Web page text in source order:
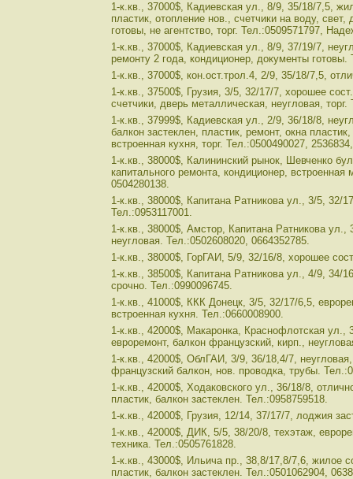
1-к.кв., 37000$, Кадиевская ул., 8/9, 35/18/7,5,
пластик, отопление нов., счетчики на воду,
готовы, не агентство, торг. Тел.:0509571797,
1-к.кв., 37000$, Кадиевская ул., 8/9, 37/19/7,
ремонту 2 года, кондиционер, документы готовы.
1-к.кв., 37000$, кон.ост.трол.4, 2/9, 35/18/7,5,
1-к.кв., 37500$, Грузия, 3/5, 32/17/7, хорошее
счетчики, дверь металлическая, неугловая, торг.
1-к.кв., 37999$, Кадиевская ул., 2/9, 36/18/8,
балкон застеклен, пластик, ремонт, окна
встроенная кухня, торг. Тел.:0500490027,
1-к.кв., 38000$, Калининский рынок, Шевченко
капитального ремонта, кондиционер,
0504280138.
1-к.кв., 38000$, Капитана Ратникова ул., 3/5, 32/
Тел.:0953117001.
1-к.кв., 38000$, Амстор, Капитана Ратникова ул.,
неугловая. Тел.:0502608020, 0664352785.
1-к.кв., 38000$, ГорГАИ, 5/9, 32/16/8, хорошее
1-к.кв., 38500$, Капитана Ратникова ул., 4/9, 34/
срочно. Тел.:0990096745.
1-к.кв., 41000$, ККК Донецк, 3/5, 32/17/6,5,
встроенная кухня. Тел.:0660008900.
1-к.кв., 42000$, Макаронка, Краснофлотская ул.,
евроремонт, балкон французский, кирп.,
1-к.кв., 42000$, ОблГАИ, 3/9, 36/18,4/7,
французский балкон, нов. проводка, трубы.
1-к.кв., 42000$, Ходаковского ул., 36/18/8,
пластик, балкон застеклен. Тел.:0958759518.
1-к.кв., 42000$, Грузия, 12/14, 37/17/7, лоджия
1-к.кв., 42000$, ДИК, 5/5, 38/20/8, техэтаж,
техника. Тел.:0505761828.
1-к.кв., 43000$, Ильича пр., 38,8/17,8/7,6, жилое
пластик, балкон застеклен. Тел.:0501062904,